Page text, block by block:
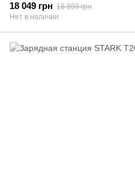
18 049 грн 18 999 грн
Нет в наличии